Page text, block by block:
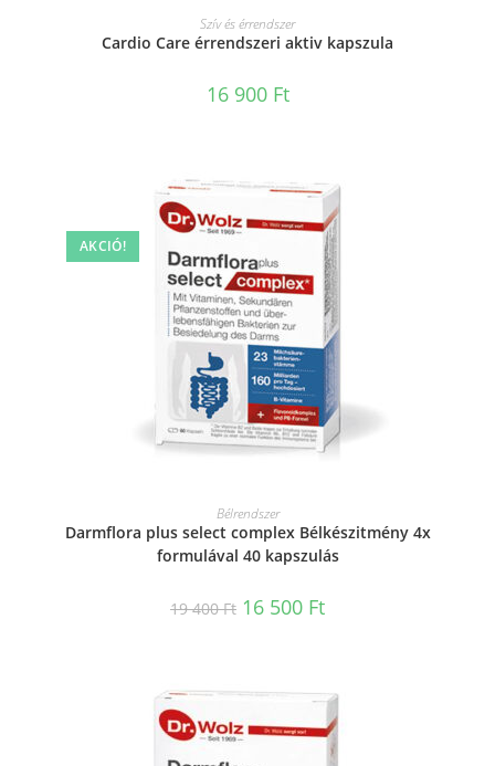
KOSÁRBA TESZEM
Szív és érrendszer
Cardio Care érrendszeri aktiv kapszula
16 900 Ft
AKCIÓ!
KOSÁRBA TESZEM
Bélrendszer
Darmflora plus select complex Bélkészitmény 4x
formulával 40 kapszulás
19 400Ft 16 500 Ft